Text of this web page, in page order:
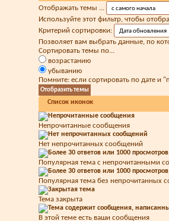
Отображать темы ...
Используйте этот фильтр, чтобы
Критерий сортировки:
Позволяет вам выбрать данные, по
Сортировать темы по...
возрастанию
убыванию
Помните: если сортировать по дате
Список иконок
Непрочитанные сообщения
Нет непрочитанных сообщений
Популярная тема с непрочитанными
Популярная тема без непрочитанных
Тема закрыта
В этой теме есть ваши сообщения